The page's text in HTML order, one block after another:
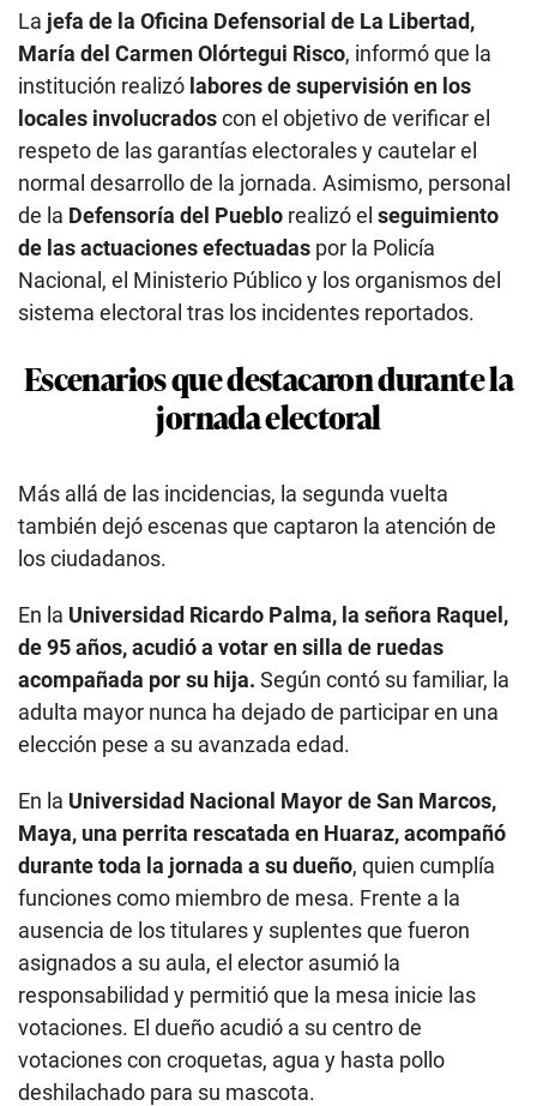
La jefa de la Oficina Defensorial de La Libertad,
María del Carmen Olórtegui Risco, informó que la
institución realizó labores de supervisión en los
locales involucradoscon el objetivo de verificar el
respeto de las garantías electorales y cautelar el
normal desarrollo de la jornada. Asimismo, personal
de la Defensoría del Pueblo realizó el seguimiento
de las actuaciones efectuadas por la Policía
Nacional, el Ministerio Público y los organismos del
sistema electoral tras los incidentes reportados.
Escenarios que destacaron durante la
jornada electoral
Más allá de las incidencias, la segunda vuelta
también dejó escenas que captaron la atención de
los ciudadanos.
En la Universidad Ricardo Palma, la señora Raquel,
de 95 años, acudió a votar en silla de ruedas
acompañada por su hija. Según contó su familiar, la
adulta mayor nunca ha dejado de participar en una
elección pese a su avanzada edad.
En la Universidad Nacional Mayor de San Marcos,
Maya, una perrita rescatada en Huaraz, acompañó
durante toda la jornada a su dueño, quien cumplía
funciones como miembro de mesa. Frente a la
ausencia de los titulares y suplentes que fueron
asignados a su aula, el elector asumió la
responsabilidad y permitió que la mesa inicie las
votaciones. El dueño acudió a su centro de
votaciones con croquetas, agua y hasta pollo
deshilachado para su mascota.